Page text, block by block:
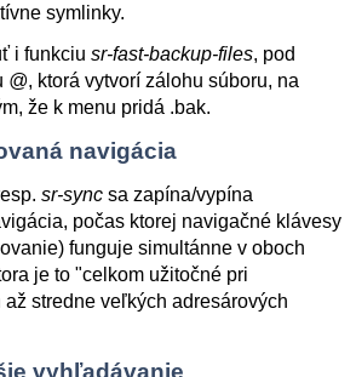
symlinky.
i funkciu sr-fast-backup-files, pod
@, ktorá vytvorí zálohu súboru, na
že k menu pridá .bak.
navigácia
sr-sync sa zapína/vypína
počas ktorej navigačné klávesy
funguje simultánne v oboch
je to "celkom užitočné pri
stredne veľkých adresárových
vyhľadávanie